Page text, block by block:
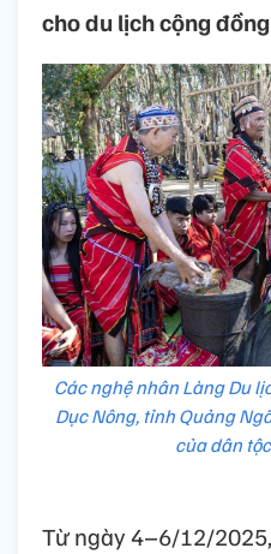
cho du lịch cộng
Các nghệ nhân Làng Du
Dục Nông, tỉnh Quảng
của dân
Từ ngày 4–6/12/